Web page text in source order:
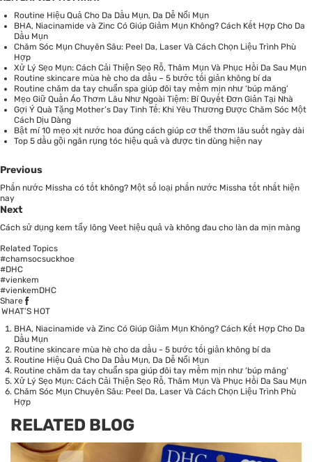
Routine Hiệu Quả Cho Da Dầu Mụn, Da Dễ Nổi Mụn
BHA, Niacinamide và Zinc Có Giúp Giảm Mụn Không? Cách Kết Hợp Cho Da
Dầu Mụn
Chăm Sóc Mụn Chuyên Sâu: Peel Da, Laser Và Cách Chọn Liệu Trình Phù
Hợp
Xử Lý Sẹo Mụn: Cách Cải Thiện Sẹo Rỗ, Thâm Mụn Và Phục Hồi Da Sau Mụn
Routine skincare mùa hè cho da dầu – 5 bước tối giản không bí da
Routine chăm da tay chuẩn spa giúp đôi tay mềm mịn như ‘búp măng’
Mẹo Giữ Quần Áo Thơm Lâu Như Ngoài Tiệm: Bí Quyết Đơn Giản Tại Nhà
Gợi Ý Quà Tặng Mother’s Day Tinh Tế: Khi Yêu Thương Được Chăm Sóc Một
Cách Dịu Dàng
Bật mí 10 mẹo xịt nước hoa đúng cách giúp cơ thể thơm lâu suốt ngày dài
Top 5 dầu gội ngăn rụng tóc hiệu quả và được tin dùng hiện nay
Previous
Phấn nước Missha có tốt không? Một số loại phấn nước Missha tốt nhất hiện
nay
Next
Cách sử dụng kem tẩy lông Veet hiệu quả và không đau cho làn da mịn màng
Related Topics
#chamsocsuckhoe
#DHC
#vienkem
#vienkemDHC
Share
WHAT’S HOT
BHA, Niacinamide và Zinc Có Giúp Giảm Mụn Không? Cách Kết Hợp Cho Da
Dầu Mụn
Routine skincare mùa hè cho da dầu - 5 bước tối giản không bí da
Routine Hiệu Quả Cho Da Dầu Mụn, Da Dễ Nổi Mụn
Routine chăm da tay chuẩn spa giúp đôi tay mềm mịn như ‘búp măng’
Xử Lý Sẹo Mụn: Cách Cải Thiện Sẹo Rỗ, Thâm Mụn Và Phục Hồi Da Sau Mụn
Chăm Sóc Mụn Chuyên Sâu: Peel Da, Laser Và Cách Chọn Liệu Trình Phù
Hợp
RELATED BLOG